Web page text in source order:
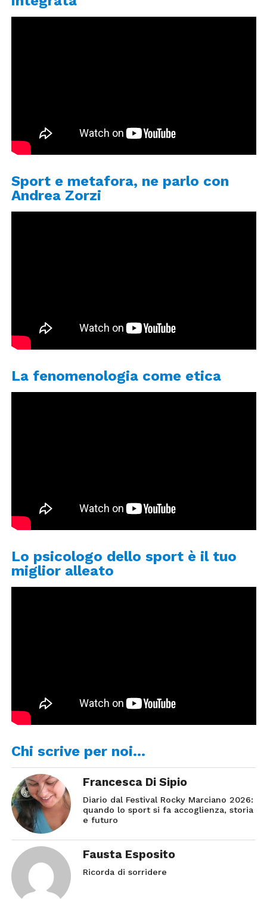
Sport e metafora, ne parlo con
Andrea Zorzi
La fenomenologia come etica
Lo psicologo dello sport è il tuo
miglior alleato
Chi scrive per noi…
Francesca Di Sipio
Diario dal Festival Rocky Marciano 2026:
quando lo sport si fa accoglienza, storia
e futuro
Fausta Esposito
Ricorda di sorridere